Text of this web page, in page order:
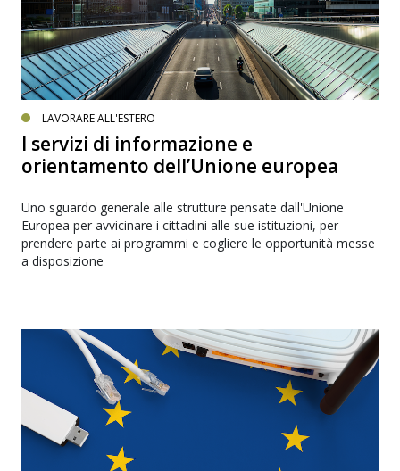
LAVORARE ALL'ESTERO
I servizi di informazione e
orientamento dell’Unione europea
Uno sguardo generale alle strutture pensate dall'Unione
Europea per avvicinare i cittadini alle sue istituzioni, per
prendere parte ai programmi e cogliere le opportunità messe
a disposizione